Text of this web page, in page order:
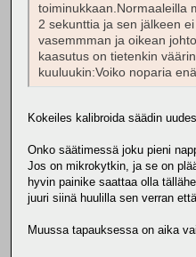
toiminukkaan.Normaaleilla
2 sekunttia ja sen jälkeen
vasemmman ja oikean
kaasutus on tietenkin
kuuluukin:Voiko noparia
Kokeiles kalibroida säädin
Onko säätimessä joku pieni
Jos on mikrokytkin, ja se on
hyvin painike saattaa olla
juuri siinä huulilla sen verran
Muussa tapauksessa on aika